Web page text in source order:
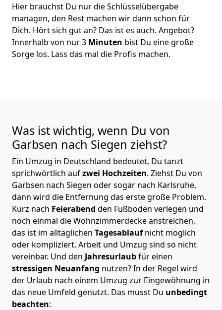
Hier brauchst Du nur die Schlüsselübergabe
managen, den Rest machen wir dann schon für
Dich. Hört sich gut an? Das ist es auch. Angebot?
Innerhalb von nur 3 Minuten bist Du eine große
Sorge los. Lass das mal die Profis machen.
Was ist wichtig, wenn Du von
Garbsen nach Siegen ziehst?
Ein Umzug in Deutschland bedeutet, Du tanzt
sprichwörtlich aufzwei Hochzeiten. Ziehst Du von
Garbsen nach Siegen oder sogar nach Karlsruhe,
dann wird die Entfernung das erste große Problem.
Kurz nach Feierabend den Fußboden verlegen und
noch einmal die Wohnzimmerdecke anstreichen,
das ist im alltäglichen Tagesablaufnicht möglich
oder kompliziert. Arbeit und Umzug sind so nicht
vereinbar. Und den Jahresurlaubfür einen
stressigen Neuanfang nutzen? In der Regel wird
der Urlaub nach einem Umzug zur Eingewöhnung in
das neue Umfeld genutzt. Das musst Du unbedingt
beachten: